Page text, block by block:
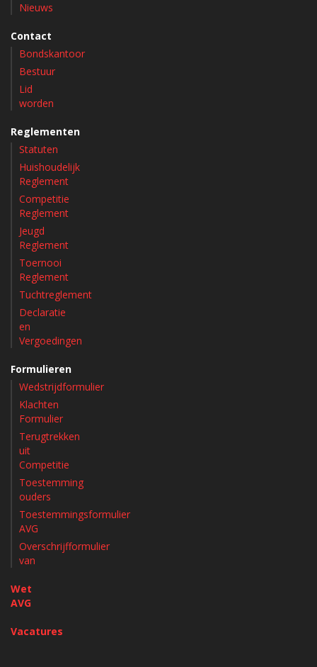
Nieuws
Contact
Bondskantoor
Bestuur
Lid
worden
Reglementen
Statuten
Huishoudelijk
Reglement
Competitie
Reglement
Jeugd
Reglement
Toernooi
Reglement
Tuchtreglement
Declaratie
en
Vergoedingen
Formulieren
Wedstrijdformulier
Klachten
Formulier
Terugtrekken
uit
Competitie
Toestemming
ouders
Toestemmingsformulier
AVG
Overschrijfformulier
van
Wet
AVG
Vacatures